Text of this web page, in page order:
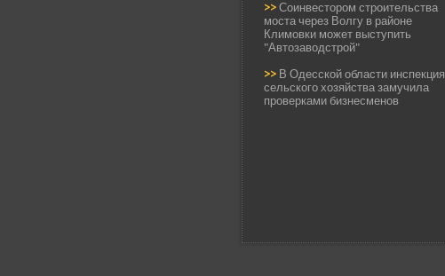
>> Соинвестором строительства
моста через Волгу в районе
Климовки может выступить
"Автозаводстрой"
>> В Одесской области инспекция
сельского хозяйства замучила
проверками бизнесменов